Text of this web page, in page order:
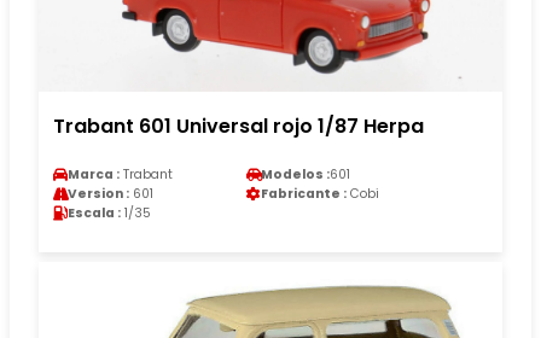
Trabant 601 Universal rojo 1/87 Herpa
Marca : Trabant Modelos :601
Version : 601 Fabricante : Cobi
Escala : 1/35